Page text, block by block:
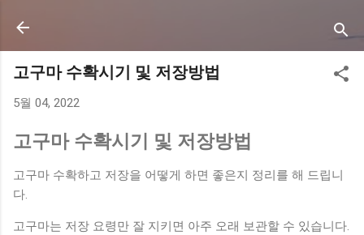
고구마 수확시기 및 저장방법
5월 04, 2022
고구마 수확시기 및 저장방법
고구마 수확하고 저장을 어떻게 하면 좋은지 정리를 해 드립니
다.
고구마는 저장 요령만 잘 지키면 아주 오래 보관할 수 있습니다.